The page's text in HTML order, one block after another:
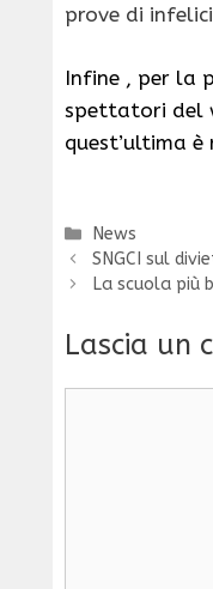
prove di
Infine , per la
spettatori del
quest’ultima
Categorie
News
SNGCI sul
La scuola più
Lascia un